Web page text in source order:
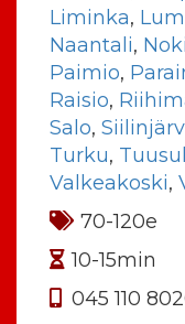
Liminka,
Naantali,
Paimio,
Raisio,
Salo,
Turku,
Valkeakoski,
70-120e
10-15min
045 110